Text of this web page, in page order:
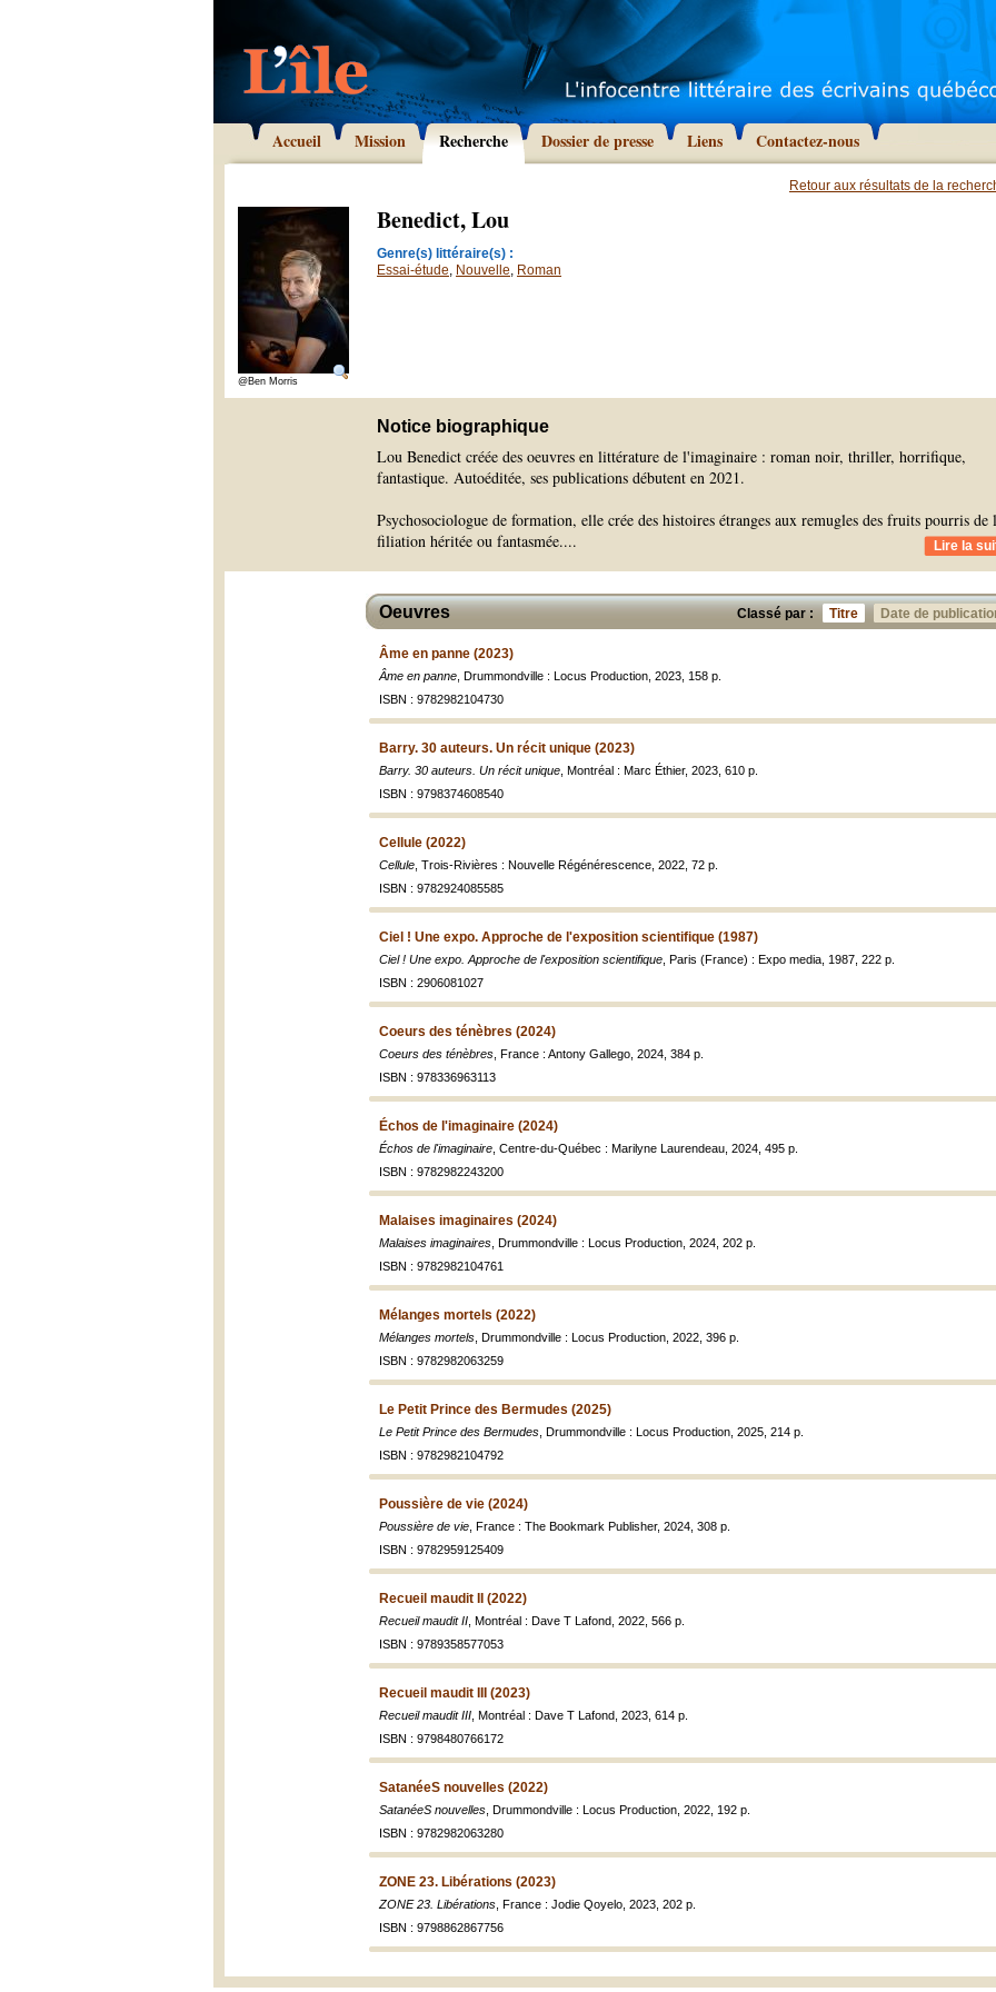
Accueil Mission Recherche Dossier de presse Liens Contactez-nous
Retour aux résultats de la
@Ben Morris
Benedict, Lou
Genre(s) littéraire(s) :
Essai-étude, Nouvelle, Roman
Notice biographique
Lou Benedict créée des oeuvres en littérature de l'imaginaire : roman noir, thriller, horrifique,
fantastique. Autoéditée, ses publications débutent en 2021.
Psychosociologue de formation, elle crée des histoires étranges aux remugles des fruits pourris de
filiation héritée ou fantasmée.... Lire la
Classé par : Titre Date de
Oeuvres
Âme en panne (2023)
Âme en panne , Drummondville : Locus Production, 2023, 158 p.
ISBN : 9782982104730
Barry. 30 auteurs. Un récit unique (2023)
Barry. 30 auteurs. Un récit unique , Montréal : Marc Éthier, 2023, 610 p.
ISBN : 9798374608540
Cellule (2022)
Cellule , Trois-Rivières : Nouvelle Régénérescence, 2022, 72 p.
ISBN : 9782924085585
Ciel ! Une expo. Approche de l'exposition scientifique (1987)
Ciel ! Une expo. Approche de l'exposition scientifique , Paris (France) : Expo media, 1987, 222 p.
ISBN : 2906081027
Coeurs des ténèbres (2024)
Coeurs des ténèbres , France : Antony Gallego, 2024, 384 p.
ISBN : 978336963113
Échos de l'imaginaire (2024)
Échos de l'imaginaire , Centre-du-Québec : Marilyne Laurendeau, 2024, 495 p.
ISBN : 9782982243200
Malaises imaginaires (2024)
Malaises imaginaires , Drummondville : Locus Production, 2024, 202 p.
ISBN : 9782982104761
Mélanges mortels (2022)
Mélanges mortels , Drummondville : Locus Production, 2022, 396 p.
ISBN : 9782982063259
Le Petit Prince des Bermudes (2025)
Le Petit Prince des Bermudes , Drummondville : Locus Production, 2025, 214 p.
ISBN : 9782982104792
Poussière de vie (2024)
Poussière de vie , France : The Bookmark Publisher, 2024, 308 p.
ISBN : 9782959125409
Recueil maudit II (2022)
Recueil maudit II , Montréal : Dave T Lafond, 2022, 566 p.
ISBN : 9789358577053
Recueil maudit III (2023)
Recueil maudit III , Montréal : Dave T Lafond, 2023, 614 p.
ISBN : 9798480766172
SatanéeS nouvelles (2022)
SatanéeS nouvelles , Drummondville : Locus Production, 2022, 192 p.
ISBN : 9782982063280
ZONE 23. Libérations (2023)
ZONE 23. Libérations , France : Jodie Qoyelo, 2023, 202 p.
ISBN : 9798862867756